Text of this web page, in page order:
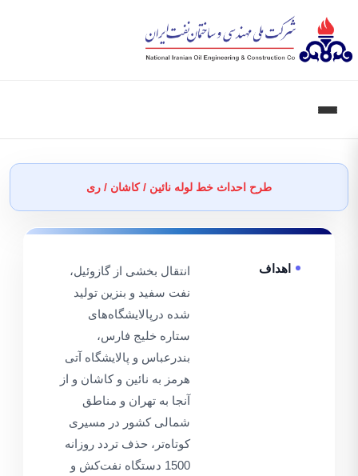
طرح احداث خط لوله نائین / کاشان / ری
اهداف
انتقال بخشی از گازوئیل،
نفت سفید و بنزین تولید
شده درپالایشگاه‌های
ستاره خلیج‌ فارس،
بندرعباس و پالایشگاه آتی
هرمز به نائین و کاشان و از
آنجا به تهران و مناطق
شمالی کشور در مسیری
کوتاه‌تر، حذف تردد روزانه
1500 دستگاه نفت‌کش و